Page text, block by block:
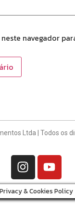
navegador
Ltda | Todos os
Privacy & Cookies Policy